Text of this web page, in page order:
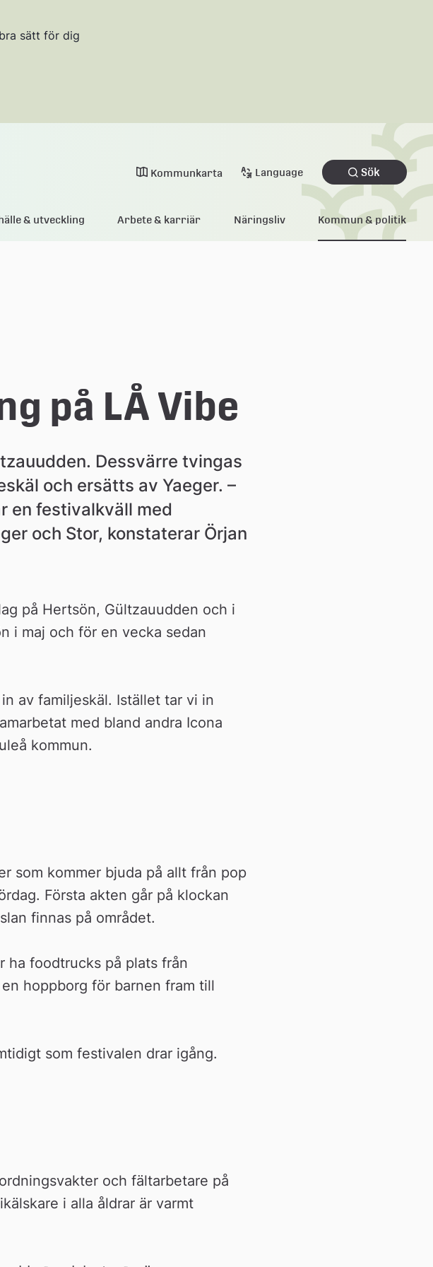
sätt för dig
Kommunkarta Language Sök
& utveckling Arbete & karriär Näringsliv Kommun & politik
på LÅ Vibe
Dessvärre tvingas
och ersätts av Yaeger. –
en festivalkväll med
och Stor, konstaterar Örjan
på Hertsön, Gültzauudden och i
i maj och för en vecka sedan
av familjeskäl. Istället tar vi in
med bland andra Icona
kommun.
som kommer bjuda på allt från pop
Första akten går på klockan
finnas på området.
ha foodtrucks på plats från
hoppborg för barnen fram till
som festivalen drar igång.
och fältarbetare på
i alla åldrar är varmt